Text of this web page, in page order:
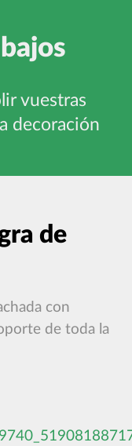
vuestras
decoración
de
con
de toda la